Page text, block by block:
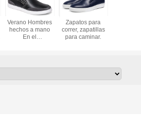
Verano Hombres
hechos a mano
En el
hueco fuera de
conducción
Zapatos para
correr, zapatillas
para caminar.